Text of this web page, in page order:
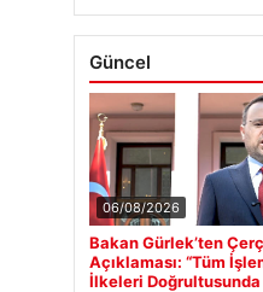
Güncel
06/08/2026
Bakan Gürlek’ten
Açıklaması: “Tüm
İlkeleri